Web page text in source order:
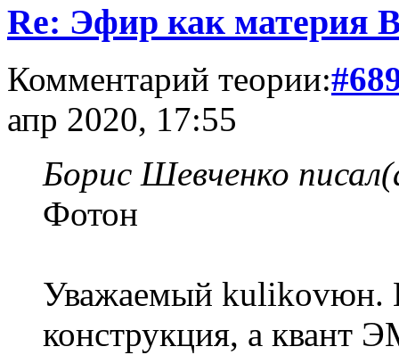
Re: Эфир как материя
Комментарий теории:
апр 2020, 17:55
Борис Шевченко
Фотон
Уважаемый kulikovюн.
конструкция, а квант